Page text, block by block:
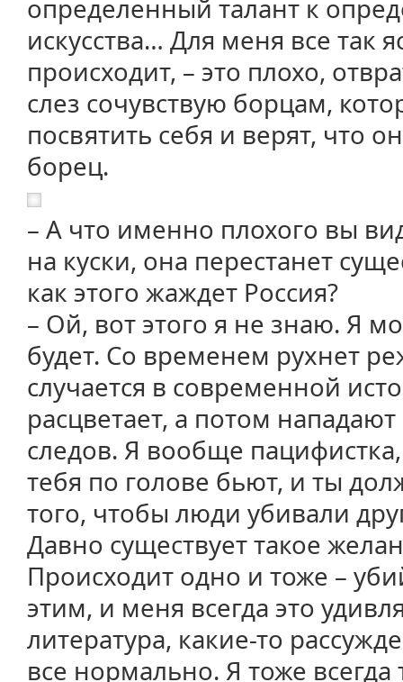
определенный талант к
искусства… Для меня все так
происходит, – это плохо,
слез сочувствую борцам,
посвятить себя и верят, что
борец.
– А что именно плохого вы
на куски, она перестанет
как этого жаждет Россия?
– Ой, вот этого я не знаю. Я
будет. Со временем рухнет
случается в современной
расцветает, а потом
следов. Я вообще
тебя по голове бьют, и ты
того, чтобы люди убивали
Давно существует такое
Происходит одно и тоже –
этим, и меня всегда это
литература, какие-то
все нормально. Я тоже всегда